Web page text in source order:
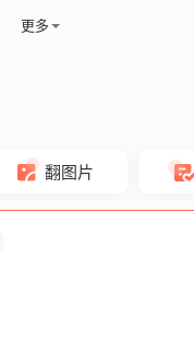
更多
翻图片